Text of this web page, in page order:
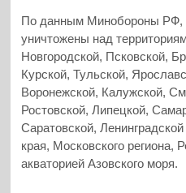
По данным Минобороны РФ,
уничтожены над
Новгородской, Псковской,
Курской, Тульской,
Воронежской, Калужской,
Ростовской, Липецкой,
Саратовской,
края, Московского региона,
акваторией Азовского моря.